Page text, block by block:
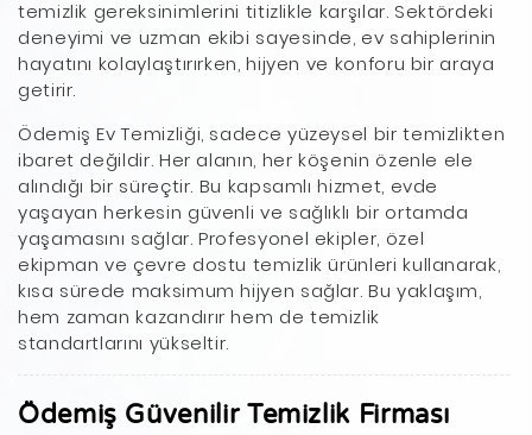
temizlik gereksinimlerini titizlikle karşılar. Sektördeki
deneyimi ve uzman ekibi sayesinde, ev sahiplerinin
hayatını kolaylaştırırken, hijyen ve konforu bir araya
getirir.
Ödemiş Ev Temizliği, sadece yüzeysel bir temizlikten
ibaret değildir. Her alanın, her köşenin özenle ele
alındığı bir süreçtir. Bu kapsamlı hizmet, evde
yaşayan herkesin güvenli ve sağlıklı bir ortamda
yaşamasını sağlar. Profesyonel ekipler, özel
ekipman ve çevre dostu temizlik ürünleri kullanarak,
kısa sürede maksimum hijyen sağlar. Bu yaklaşım,
hem zaman kazandırır hem de temizlik
standartlarını yükseltir.
Ödemiş Güvenilir Temizlik Firması